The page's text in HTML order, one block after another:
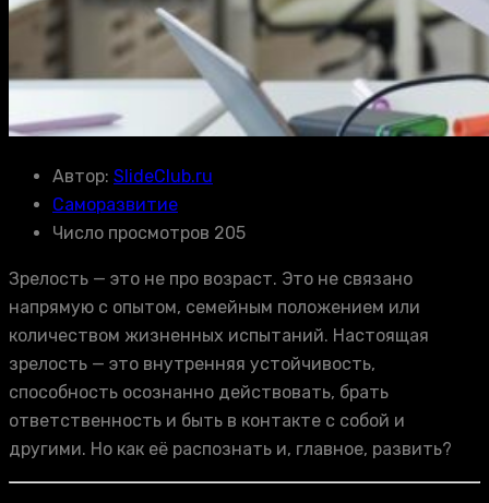
Автор: SlideClub.ru
Саморазвитие
Число просмотров 205
Зрелость — это не про возраст. Это не связано
напрямую с опытом, семейным положением или
количеством жизненных испытаний. Настоящая
зрелость — это внутренняя устойчивость,
способность осознанно действовать, брать
ответственность и быть в контакте с собой и
другими. Но как её распознать и, главное, развить?